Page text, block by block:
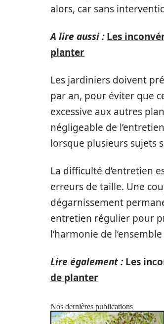
alors, car sans
A lire aussi : Les
planter
Les jardiniers doivent
par an, pour éviter que
excessive aux autres
négligeable de
lorsque plusieurs sujets
La difficulté d’entretien
erreurs de taille. Une
dégarnissement
entretien régulier pour
l’harmonie de
Lire également : Les
de planter
Nos dernières publications